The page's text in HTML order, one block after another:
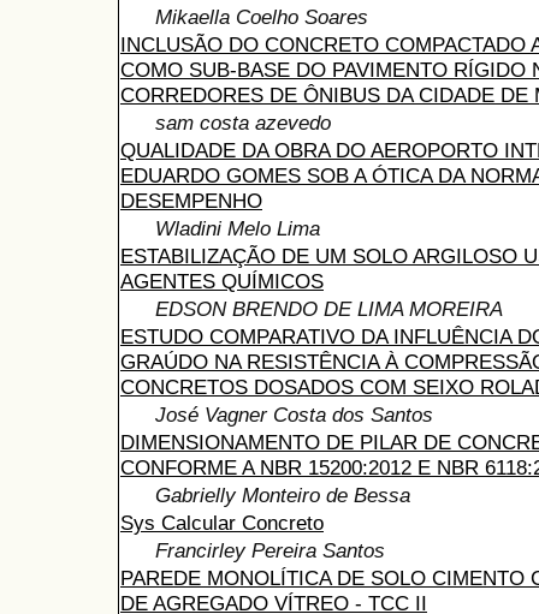
Mikaella Coelho Soares
INCLUSÃO DO CONCRETO COMPACTADO
COMO SUB-BASE DO PAVIMENTO RÍGIDO
CORREDORES DE ÔNIBUS DA CIDADE DE
sam costa azevedo
QUALIDADE DA OBRA DO AEROPORTO
EDUARDO GOMES SOB A ÓTICA DA
DESEMPENHO
Wladini Melo Lima
ESTABILIZAÇÃO DE UM SOLO ARGILOSO
AGENTES QUÍMICOS
EDSON BRENDO DE LIMA MOREIRA
ESTUDO COMPARATIVO DA INFLUÊNCIA
GRAÚDO NA RESISTÊNCIA À
CONCRETOS DOSADOS COM SEIXO
José Vagner Costa dos Santos
DIMENSIONAMENTO DE PILAR DE
CONFORME A NBR 15200:2012 E NBR
Gabrielly Monteiro de Bessa
Sys Calcular Concreto
Francirley Pereira Santos
PAREDE MONOLÍTICA DE SOLO CIMENTO
DE AGREGADO VÍTREO - TCC II